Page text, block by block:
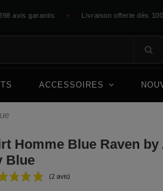
garantis ✦ Livraison offerte dès 100 €
ACCESSOIRES
Homme Blue Raven
Blue